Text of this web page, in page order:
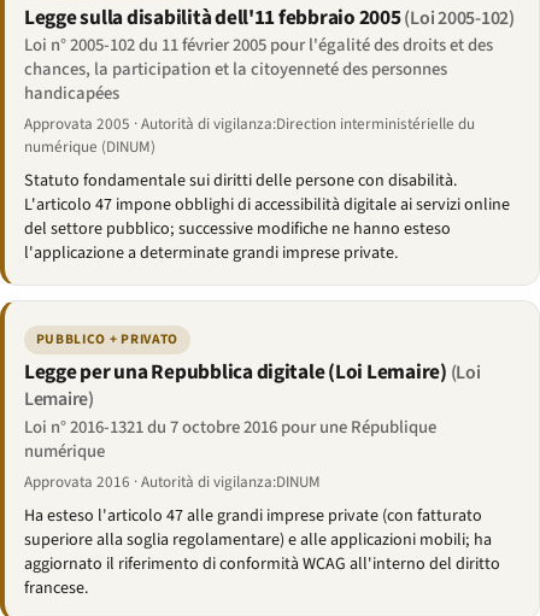
Legge sulla disabilità dell'11 febbraio 2005(Loi 2005-102)
Loi n° 2005-102 du 11 février 2005 pour l'égalité des droits et des
chances, la participation et la citoyenneté des personnes
handicapées
Approvata 2005 · Autorità di vigilanza:Direction interministérielle du
numérique (DINUM)
Statuto fondamentale sui diritti delle persone con disabilità.
L'articolo 47 impone obblighi di accessibilità digitale ai servizi online
del settore pubblico; successive modifiche ne hanno esteso
l'applicazione a determinate grandi imprese private.
PUBBLICO + PRIVATO
Legge per una Repubblica digitale (Loi Lemaire) (Loi
Lemaire)
Loi n° 2016-1321 du 7 octobre 2016 pour une République
numérique
Approvata 2016 · Autorità di vigilanza:DINUM
Ha esteso l'articolo 47 alle grandi imprese private (con fatturato
superiore alla soglia regolamentare) e alle applicazioni mobili; ha
aggiornato il riferimento di conformità WCAG all'interno del diritto
francese.